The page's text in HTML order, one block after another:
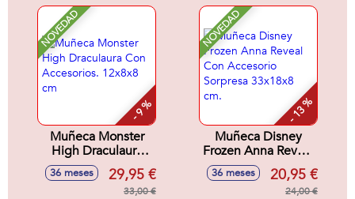
NOVEDAD
- 9 %
Muñeca Monster
High Draculaura
Con Accesorios.
12x8x8 cm
36 meses 29,95 €
33,00 €
NOVEDAD
- 13 %
Muñeca Disney
Frozen Anna Reveal
Con Accesorio
Sorpresa 33x18x8
36 meses 20,95 €
24,00 €